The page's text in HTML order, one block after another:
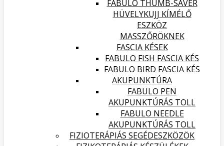
FABULO THUMB-SAVER
HÜVELYKUJJ KÍMÉLŐ
ESZKÖZ
MASSZŐRÖKNEK
FASCIA KÉSEK
FABULO FISH FASCIA KÉS
FABULO BIRD FASCIA KÉS
AKUPUNKTÚRA
FABULO PEN
AKUPUNKTÚRÁS TOLL
FABULO NEEDLE
AKUPUNKTÚRÁS TOLL
FIZIOTERÁPIÁS SEGÉDESZKÖZÖK